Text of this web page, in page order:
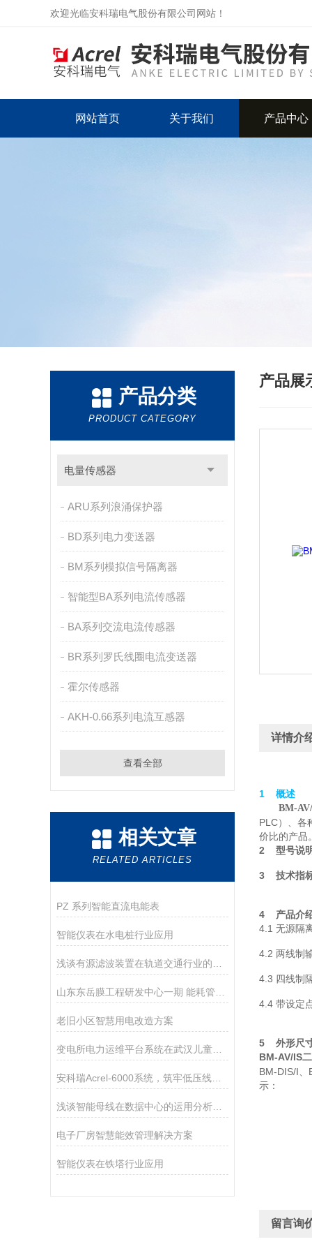
欢迎光临安科瑞电气股份有限公司网站！
网站首页 关于我们 产品中心
产品分类
PRODUCT CATEGORY
电量传感器
ARU系列浪涌保护器
BD系列电力变送器
BM系列模拟信号隔离器
智能型BA系列电流传感器
BA系列交流电流传感器
BR系列罗氏线圈电流变送器
霍尔传感器
AKH-0.66系列电流互感器
查看全部
相关文章
RELATED ARTICLES
PZ 系列智能直流电能表
智能仪表在水电桩行业应用
老旧小区智慧用电改造方案
变电所电力运维平台系统在武汉儿童医院的应用
安科瑞Acrel-6000系统，筑牢低压线路电气安全防线
浅谈智能母线在数据中心的运用分析及产品选型
电子厂房智慧能效管理解决方案
智能仪表在铁塔行业应用
产品展
详情介
1 概述
BM-
PLC）、各
价比的产品。
2 型号说
3 技术指
4 产品介
4.1 无源隔
4.2 两线制
4.3 四线制
4.4 带设定
5 外形尺
BM-AV/IS
BM-DIS/I、
示：
留言询